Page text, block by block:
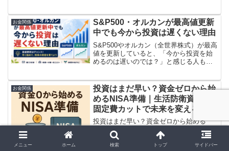
めたい」という人向けの商品も増えてい
ます。そん...
お金関係
S&P500・オルカンが最高値更新
中でも今から投資は遅くない理由
S&P500やオルカン（全世界株式）が最高
値を更新していると、「今から投資を始
めるのは遅いのでは？」と感じる人も多
人も少なくありません。実際に仕事仲間
の方でも、NIS...
お金関係
投資はまだ早い？資金ゼロから始
めるNISA準備｜生活防衛資金と
固定費カットで未来を変える
投資はまだ早い？資金ゼロから始める
NISA準備｜生活防衛資金と固定費カット
で未来を変える「NISA始めたいけど、そ
んな余裕ないよ…」というあなたへ「投
メニュー ホーム 検索 トップ サイドバー